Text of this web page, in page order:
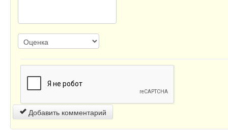
Добавить комментарий